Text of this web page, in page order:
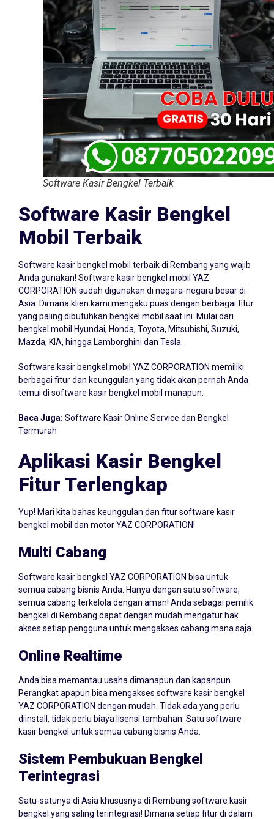
Software Kasir Bengkel Terbaik
Software Kasir Bengkel
Mobil Terbaik
Software kasir bengkel mobil terbaik di Rembang yang wajib
Anda gunakan! Software kasir bengkel mobil YAZ
CORPORATION sudah digunakan di negara-negara besar di
Asia. Dimana klien kami mengaku puas dengan berbagai fitur
yang paling dibutuhkan bengkel mobil saat ini. Mulai dari
bengkel mobil Hyundai, Honda, Toyota, Mitsubishi, Suzuki,
Mazda, KIA, hingga Lamborghini dan Tesla.
Software kasir bengkel mobil YAZ CORPORATION memiliki
berbagai fitur dan keunggulan yang tidak akan pernah Anda
temui di software kasir bengkel mobil manapun.
Baca Juga: Software Kasir Online Service dan Bengkel
Termurah
Aplikasi Kasir Bengkel
Fitur Terlengkap
Yup! Mari kita bahas keunggulan dan fitur software kasir
bengkel mobil dan motor YAZ CORPORATION!
Multi Cabang
Software kasir bengkel YAZ CORPORATION bisa untuk
semua cabang bisnis Anda. Hanya dengan satu software,
semua cabang terkelola dengan aman! Anda sebagai pemilik
bengkel di Rembang dapat dengan mudah mengatur hak
akses setiap pengguna untuk mengakses cabang mana saja.
Online Realtime
Anda bisa memantau usaha dimanapun dan kapanpun.
Perangkat apapun bisa mengakses software kasir bengkel
YAZ CORPORATION dengan mudah. Tidak ada yang perlu
diinstall, tidak perlu biaya lisensi tambahan. Satu software
kasir bengkel untuk semua cabang bisnis Anda.
Sistem Pembukuan Bengkel
Terintegrasi
Satu-satunya di Asia khususnya di Rembang software kasir
bengkel yang saling terintegrasi! Dimana setiap fitur di dalam